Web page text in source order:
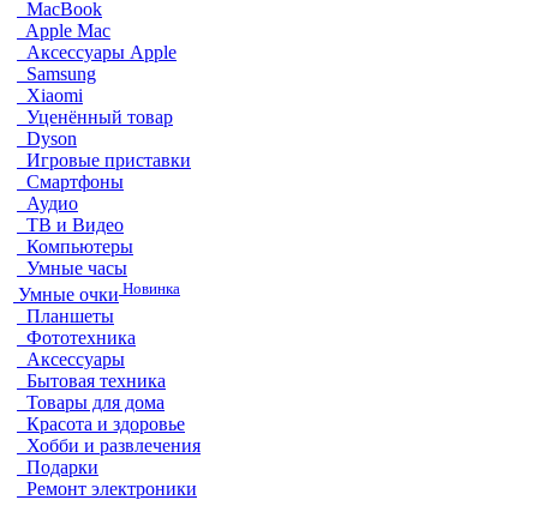
MacBook
Apple Mac
Аксессуары Apple
Samsung
Xiaomi
Уценённый товар
Dyson
Игровые приставки
Смартфоны
Аудио
ТВ и Видео
Компьютеры
Умные часы
Умные очки Новинка
Планшеты
Фототехника
Аксессуары
Бытовая техника
Товары для дома
Красота и здоровье
Хобби и развлечения
Подарки
Ремонт электроники